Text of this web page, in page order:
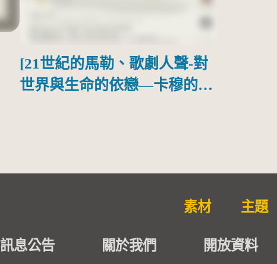
[21世紀的馬勒、歌劇人聲-對
世界與生命的依戀—卡穆的馬
素材 主題
訊息公告 關於我們 開放資料